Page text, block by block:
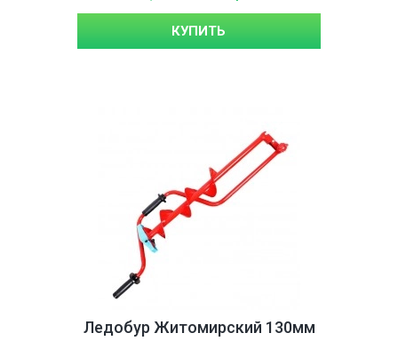
КУПИТЬ
Ледобур Житомирский 130мм